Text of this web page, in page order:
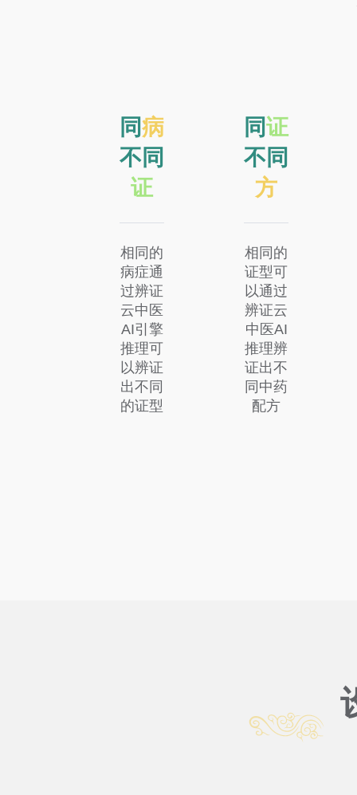
同病
不同
证
相同的
病症通
过辨证
云中医
AI引擎
推理可
以辨证
出不同
的证型
同证
不同
方
相同的
证型可
以通过
辨证云
中医AI
推理辨
证出不
同中药
配方